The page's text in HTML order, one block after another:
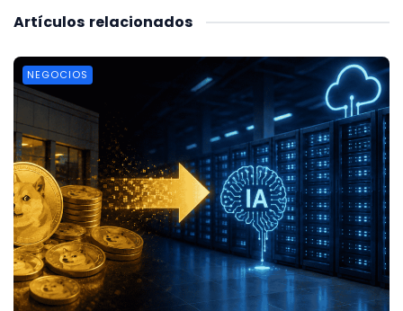
relacionados
Artículos
NEGOCIOS